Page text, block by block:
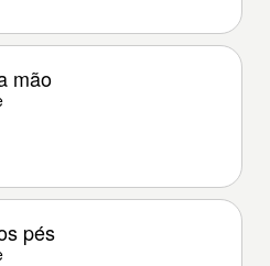
mão
pés